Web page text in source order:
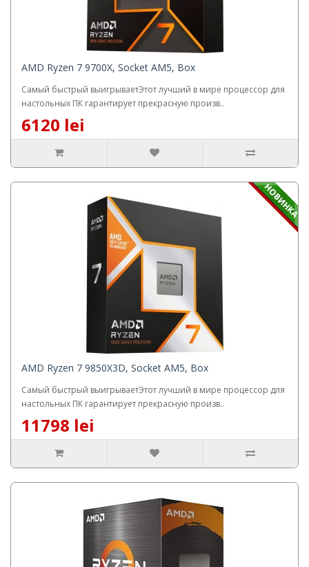
AMD Ryzen 7 9700X, Socket AM5, Box
Самый быстрый выигрываетЭтот лучший в мире процессор для
настольных ПК гарантирует прекрасную произв..
6120 lei
AMD Ryzen 7 9850X3D, Socket AM5, Box
Самый быстрый выигрываетЭтот лучший в мире процессор для
настольных ПК гарантирует прекрасную произв..
11798 lei